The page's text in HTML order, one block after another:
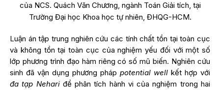
của NCS. Quách Văn Chương, ngành Toán Giải tích, tại
Trường Đại học Khoa học tự nhiên, ĐHQG-HCM.
Luận án tập trung nghiên cứu các tính chất tồn tại toàn cục
và không tồn tại toàn cục của nghiệm yếu đối với một số
lớp phương trình đạo hàm riêng có số mũ biến. Nghiên cứu
sinh đã vận dụng phương pháp potential well kết hợp với
đa tạp Nehariđể phân tích hành vi của nghiệm trong hai